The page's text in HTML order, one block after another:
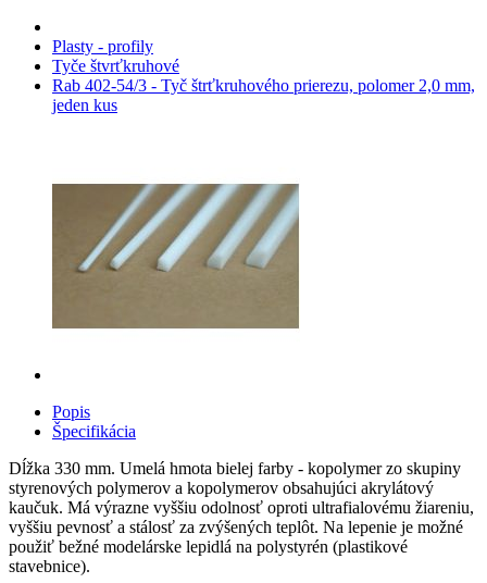
Plasty - profily
Tyče štvrťkruhové
Rab 402-54/3 - Tyč štrťkruhového prierezu, polomer 2,0 mm,
jeden kus
Popis
Špecifikácia
Dĺžka 330 mm. Umelá hmota bielej farby - kopolymer zo skupiny
styrenových polymerov a kopolymerov obsahujúci akrylátový
kaučuk. Má výrazne vyššiu odolnosť oproti ultrafialovému žiareniu,
vyššiu pevnosť a stálosť za zvýšených teplôt. Na lepenie je možné
použiť bežné modelárske lepidlá na polystyrén (plastikové
stavebnice).